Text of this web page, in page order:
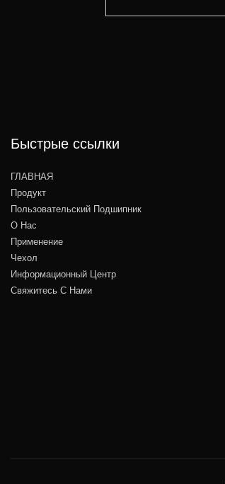
Быстрые ссылки
ГЛАВНАЯ
Продукт
Пользовательский Подшипник
О Нас
Применение
Чехол
Информационный Центр
Свяжитесь С Нами